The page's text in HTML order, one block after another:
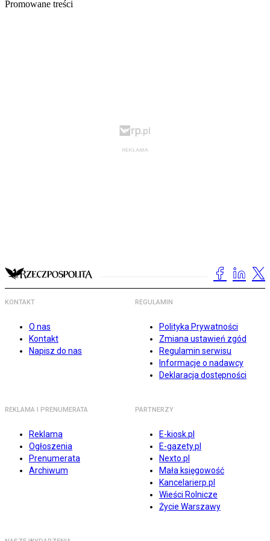
Promowane treści
KONTAKT
O nas
Kontakt
Napisz do nas
REGULAMIN
Polityka Prywatności
Zmiana ustawień zgód
Regulamin serwisu
Informacje o nadawcy
Deklaracja dostępności
REKLAMA I PRENUMERATA
Reklama
Ogłoszenia
Prenumerata
Archiwum
PARTNERZY
E-kiosk.pl
E-gazety.pl
Nexto.pl
Mała księgowość
Kancelarierp.pl
Wieści Rolnicze
Życie Warszawy